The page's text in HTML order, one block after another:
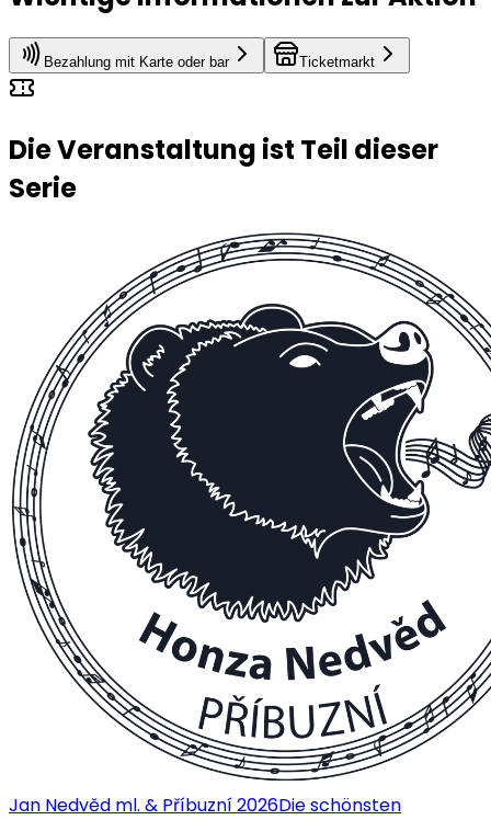
Bezahlung mit Karte oder bar Ticketmarkt
Die Veranstaltung ist Teil dieser
Serie
Jan Nedvěd ml. & Příbuzní 2026Die schönsten